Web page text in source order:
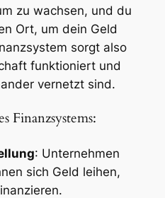
zu wachsen, und du
Ort, um dein Geld
sorgt also
funktioniert und
vernetzt sind.
Finanzsystems:
: Unternehmen
sich Geld leihen,